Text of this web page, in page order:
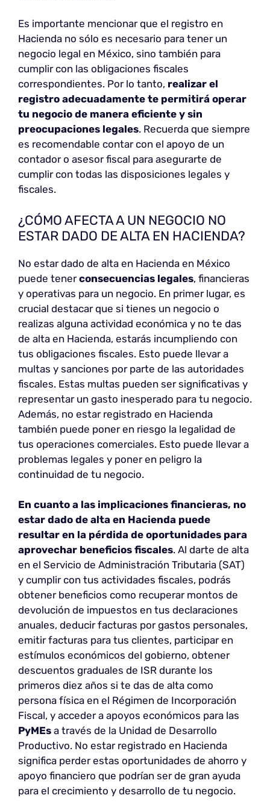
Es importante mencionar que el registro en
Hacienda no sólo es necesario para tener un
negocio legal en México, sino también para
cumplir con las obligaciones fiscales
correspondientes. Por lo tanto, realizar el
registro adecuadamente te permitirá operar
tu negocio de manera eficiente y sin
preocupaciones legales. Recuerda que siempre
es recomendable contar con el apoyo de un
contador o asesor fiscal para asegurarte de
cumplir con todas las disposiciones legales y
fiscales.
¿CÓMO AFECTA A UN NEGOCIO NO
ESTAR DADO DE ALTA EN HACIENDA?
No estar dado de alta en Hacienda en México
puede tenerconsecuencias legales, financieras
y operativas para un negocio. En primer lugar, es
crucial destacar que si tienes un negocio o
realizas alguna actividad económica y no te das
de alta en Hacienda, estarás incumpliendo con
tus obligaciones fiscales. Esto puede llevar a
multas y sanciones por parte de las autoridades
fiscales. Estas multas pueden ser significativas y
representar un gasto inesperado para tu negocio.
Además, no estar registrado en Hacienda
también puede poner en riesgo la legalidad de
tus operaciones comerciales. Esto puede llevar a
problemas legales y poner en peligro la
continuidad de tu negocio.
En cuanto a las implicaciones financieras, no
estar dado de alta en Hacienda puede
resultar en la pérdida de oportunidades para
aprovechar beneficios fiscales. Al darte de alta
en el Servicio de Administración Tributaria (SAT)
y cumplir con tus actividades fiscales, podrás
obtener beneficios como recuperar montos de
devolución de impuestos en tus declaraciones
anuales, deducir facturas por gastos personales,
emitir facturas para tus clientes, participar en
estímulos económicos del gobierno, obtener
descuentos graduales de ISR durante los
primeros diez años si te das de alta como
persona física en el Régimen de Incorporación
Fiscal, y acceder a apoyos económicos para las
PyMEs a través de la Unidad de Desarrollo
Productivo. No estar registrado en Hacienda
significa perder estas oportunidades de ahorro y
apoyo financiero que podrían ser de gran ayuda
para el crecimiento y desarrollo de tu negocio.